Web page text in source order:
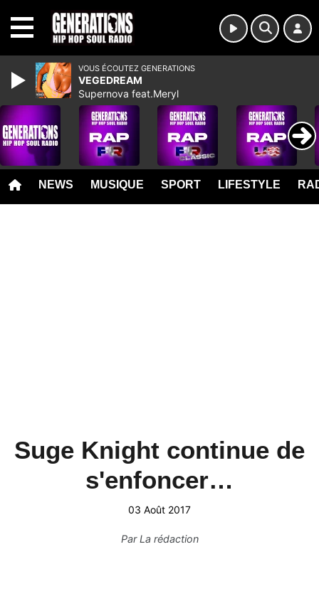
NEWS MUSIQUE SPORT LIFESTYLE
Suge Knight continue de
s'enfoncer…
03 Août 2017
ParLa rédaction
VOUS ÉCOUTEZ GENERATIONS
VEGEDREAM
Supernova feat.Meryl